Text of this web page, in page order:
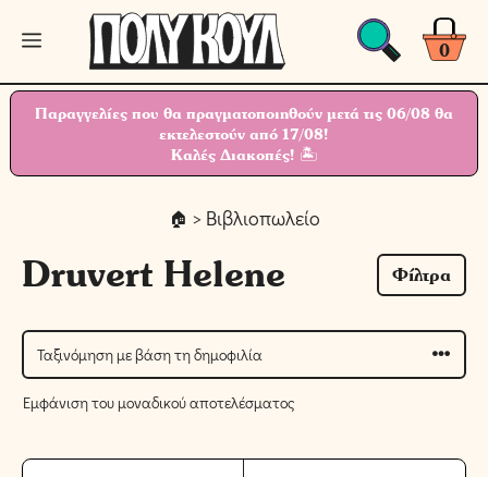
Μετάβαση
περιεχόμενο
0
Μενού
Παραγγελίες που θα πραγματοποιηθούν μετά τις 06/08 θα
εκτελεστούν από 17/08!
Καλές Διακοπές! 🏝
> Βιβλιοπωλείο
Druvert Helene Φίλτρα
Εμφάνιση του μοναδικού αποτελέσματος